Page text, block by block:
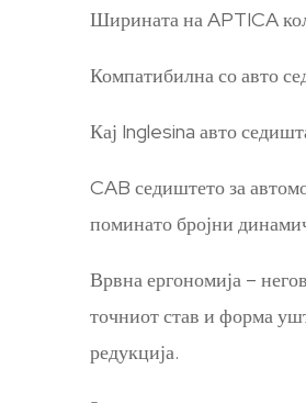
Ширината на APTICA
Компатибилна со авто
Кај Inglesina авто
CAB седиштето за
поминато бројни
Врвна ергономија –
точниот став и форма
редукција.